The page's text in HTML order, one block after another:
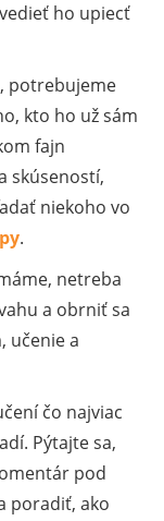
ho upiecť
potrebujeme
kto ho už sám
fajn
skúseností,
niekoho vo
.
netreba
a obrniť sa
učenie a
čo najviac
Pýtajte sa,
pod
poradiť, ako